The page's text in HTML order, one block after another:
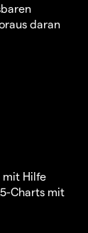
daran
mit Hilfe
Charts mit